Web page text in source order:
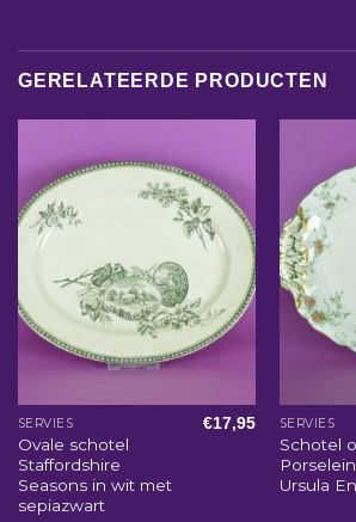
GERELATEERDE PRODUCTEN
SERVIES
Ovale schotel
Staffordshire
Seasons in wit met
sepiazwart
€17,95 SERVIES
Schotel
Ursula